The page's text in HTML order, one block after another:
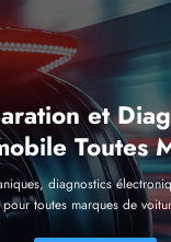
et
Toutes
diagnostics
pour toutes marques de